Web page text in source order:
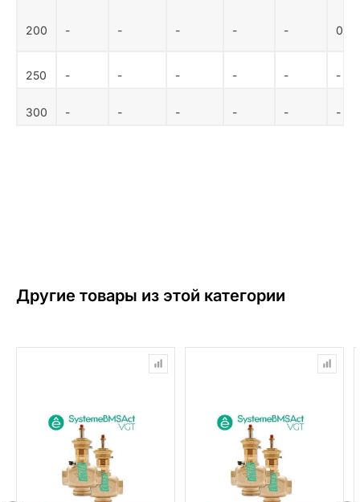
200 - - - - - 0,8
250 - - - - - -
300 - - - - - -
Другие товары из этой категории